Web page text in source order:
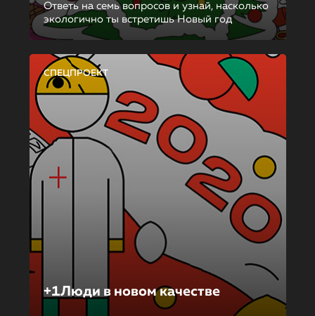
Ответь на семь вопросов и узнай, насколько
экологично ты встретишь Новый год
СПЕЦПРОЕКТ
+1Люди в новом качестве